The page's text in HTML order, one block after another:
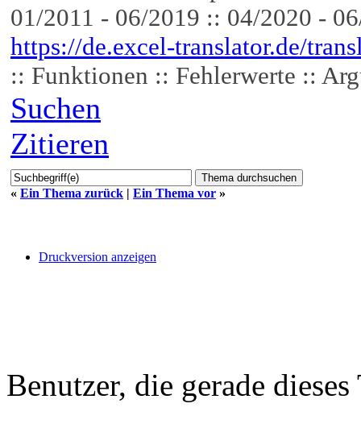
01/2011 - 06/2019 :: 04/2020 -
https://de.excel-translator.de/
:: Funktionen :: Fehlerwerte ::
Suchen
Zitieren
« Ein Thema zurück | Ein Thema vor »
Druckversion anzeigen
Benutzer, die gerade